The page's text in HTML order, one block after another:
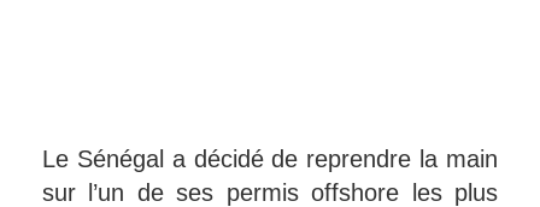
Le Sénégal a décidé de reprendre la main
sur l’un de ses permis offshore les plus